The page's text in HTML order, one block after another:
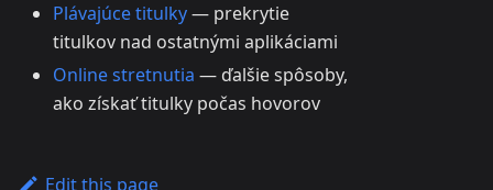
Plávajúce titulky— prekrytie
titulkov nad ostatnými aplikáciami
Online stretnutia — ďalšie spôsoby,
ako získať titulky počas hovorov
Edit this page